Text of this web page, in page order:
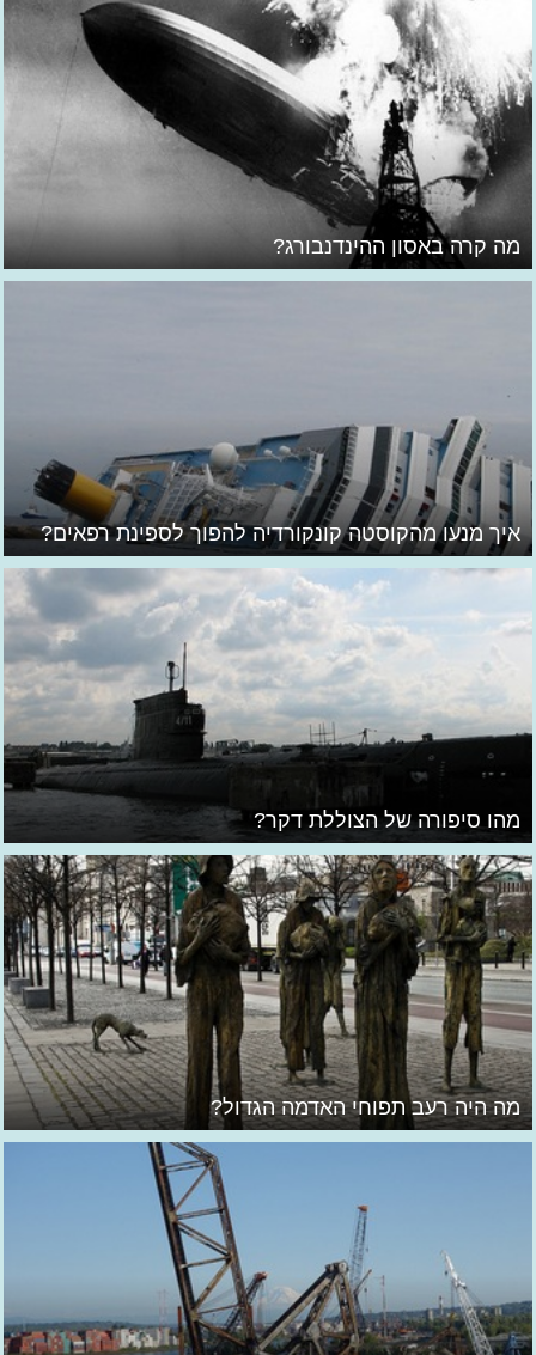
מה קרה באסון ההינדנבורג?
איך מנעו מהקוסטה קונקורדיה להפוך לספינת רפאים?
מהו סיפורה של הצוללת דקר?
מה היה רעב תפוחי האדמה הגדול?